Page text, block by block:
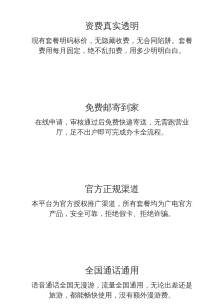
资费真实透明
现有套餐明码标价，无隐藏收费，无合同陷阱。套餐
费用每月固定，绝不乱扣费，用多少明明白白。
免费邮寄到家
在线申请，审核通过后免费快递寄送，无需跑营业
厅，足不出户即可完成办卡全流程。
官方正规渠道
本平台为官方授权推广渠道，所有套餐均为广电官方
产品，安全可靠，拒绝假卡、拒绝诈骗。
全国通话通用
语音通话全国无漫游，流量全国通用，无论出差还是
旅游，都能畅快使用，没有额外漫游费。